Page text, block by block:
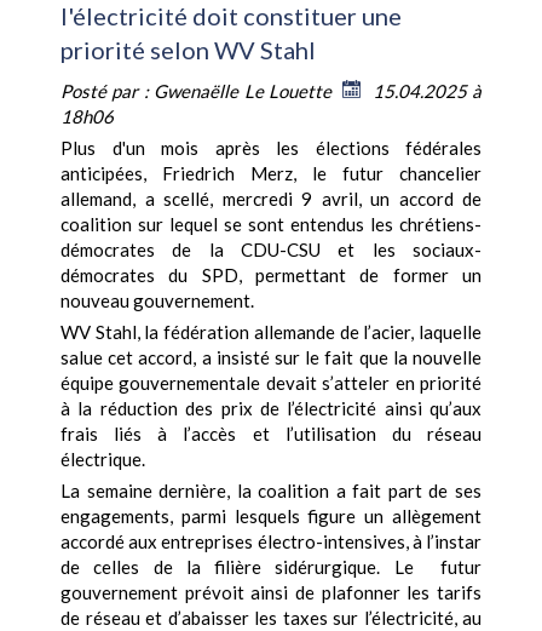
l'électricité doit constituer une
priorité selon WV Stahl
Posté par : Gwenaëlle Le Louette
15.04.2025 à
18h06
Plus d'un mois après les élections fédérales
anticipées, Friedrich Merz, le futur chancelier
allemand, a scellé, mercredi 9 avril, un accord de
coalition sur lequel se sont entendus les chrétiens-
démocrates de la CDU-CSU et les sociaux-
démocrates du SPD, permettant de former un
nouveau gouvernement.
WV Stahl, la fédération allemande de l’acier, laquelle
salue cet accord, a insisté sur le fait que la nouvelle
équipe gouvernementale devait s’atteler en priorité
à la réduction des prix de l’électricité ainsi qu’aux
frais liés à l’accès et l’utilisation du réseau
électrique.
La semaine dernière, la coalition a fait part de ses
engagements, parmi lesquels figure un allègement
accordé aux entreprises électro-intensives, à l’instar
de celles de la filière sidérurgique. Le futur
gouvernement prévoit ainsi de plafonner les tarifs
de réseau et d’abaisser les taxes sur l’électricité, au